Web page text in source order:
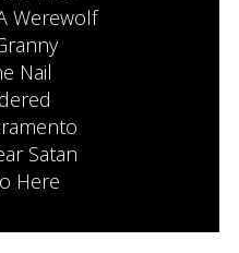
Werewolf
Nail
Satan
Here